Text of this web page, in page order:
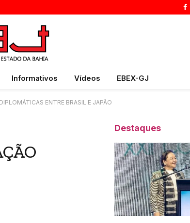
Informativos Vídeos EBEX-GJ
ENTRE BRASIL E JAPÃO
Destaques